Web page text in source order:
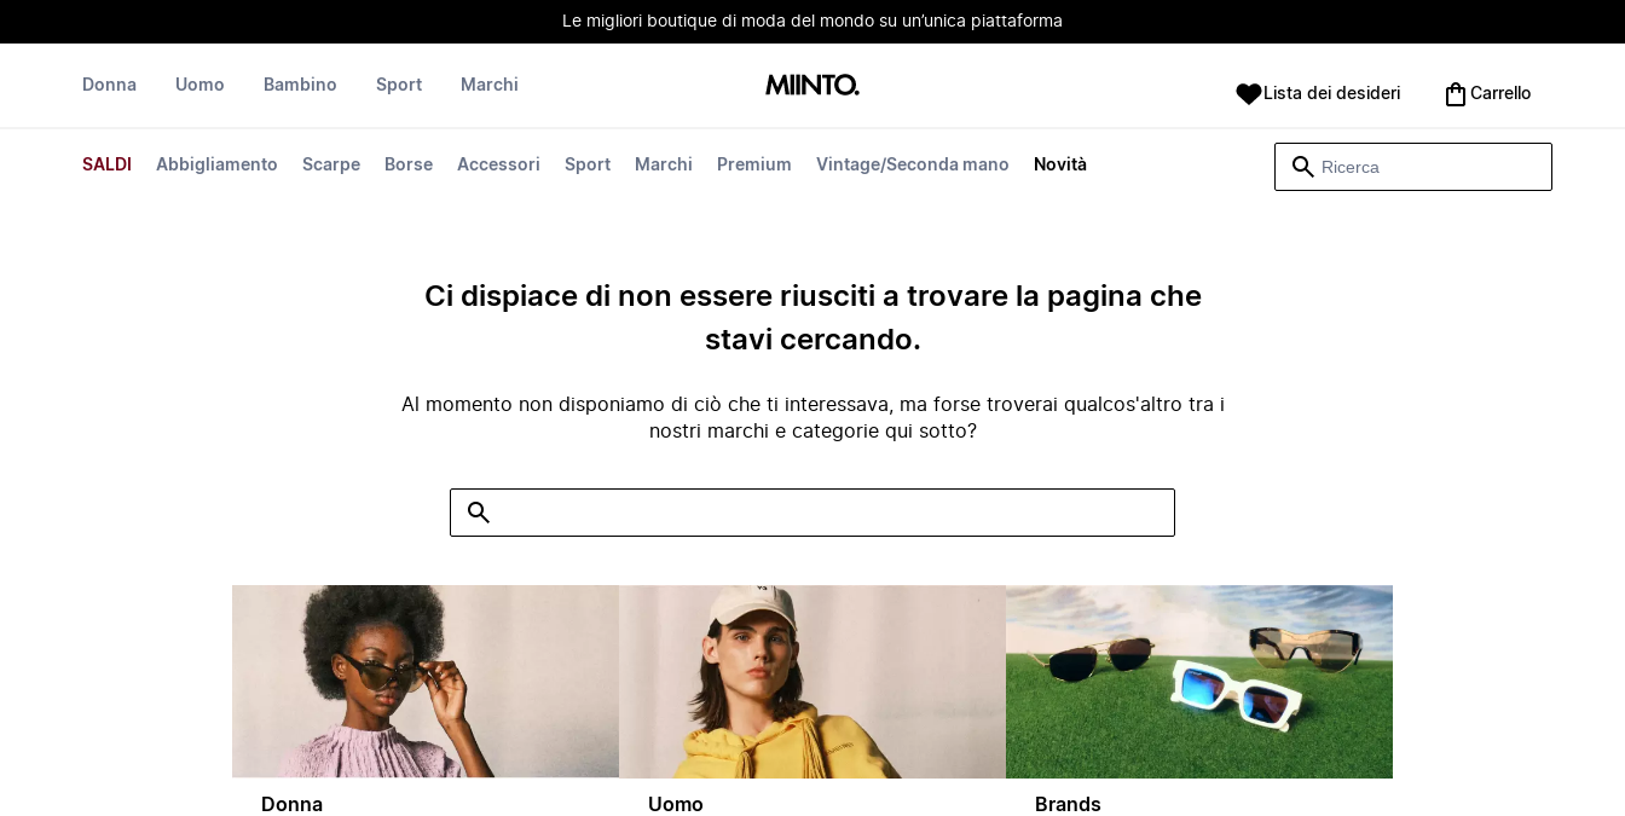
Le migliori boutique di moda del mondo su un’unica piattaforma
Donna
SALDI Abbigliamento Scarpe Borse Accessori Sport Marchi Premium Vintage/Seconda mano Novità
Uomo Bambino Sport Marchi Lista dei desideri Carrello
Ci dispiace di non essere riusciti a trovare la pagina che
stavi cercando.
Al momento non disponiamo di ciò che ti interessava, ma forse troverai qualcos'altro tra i
nostri marchi e categorie qui sotto?
Donna Uomo Brands